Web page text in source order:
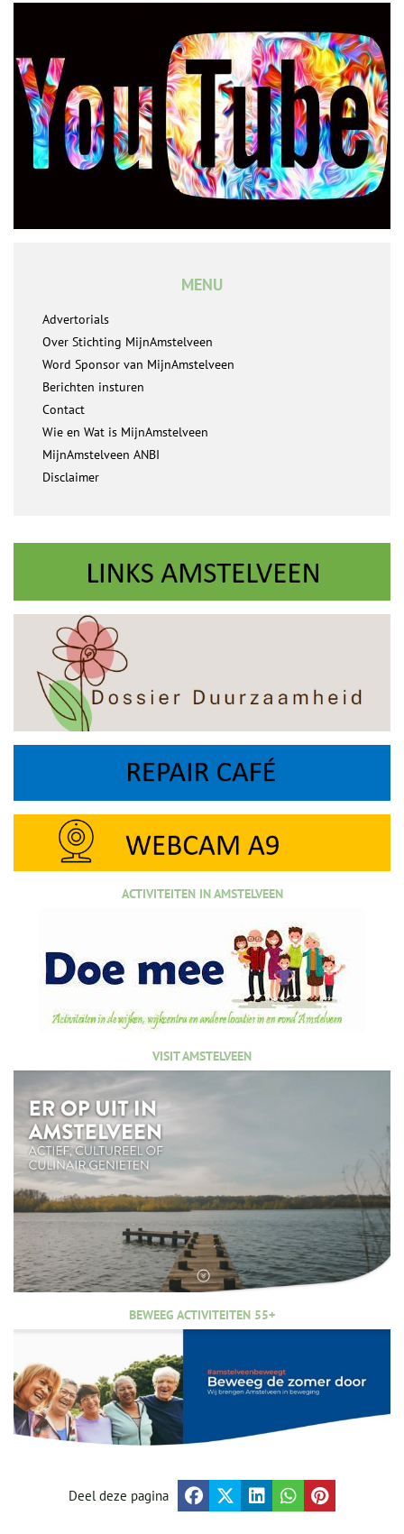
MENU
Advertorials
Over Stichting MijnAmstelveen
Word Sponsor van MijnAmstelveen
Berichten insturen
Contact
Wie en Wat is MijnAmstelveen
MijnAmstelveen ANBI
Disclaimer
ACTIVITEITEN IN AMSTELVEEN
VISIT AMSTELVEEN
BEWEEG ACTIVITEITEN 55+
Deel deze pagina